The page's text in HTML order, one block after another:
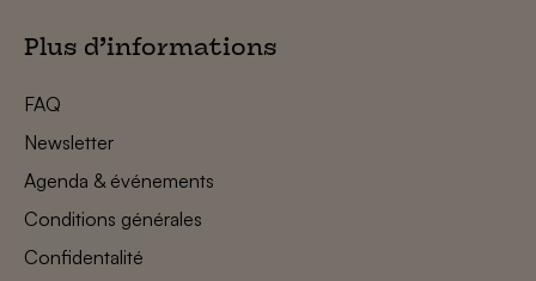
Plus d’informations
FAQ
Newsletter
Agenda & événements
Conditions générales
Confidentalité